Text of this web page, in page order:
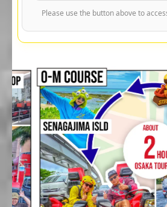
Please use the button above to